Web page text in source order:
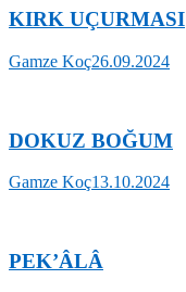
KIRK UÇURMASI
Gamze Koç26.09.2024
DOKUZ BOĞUM
Gamze Koç13.10.2024
PEK’ÂLÂ